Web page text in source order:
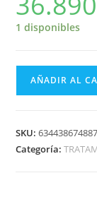
1 disponibles
AÑADIR AL
SKU:634438674887
Categoría: